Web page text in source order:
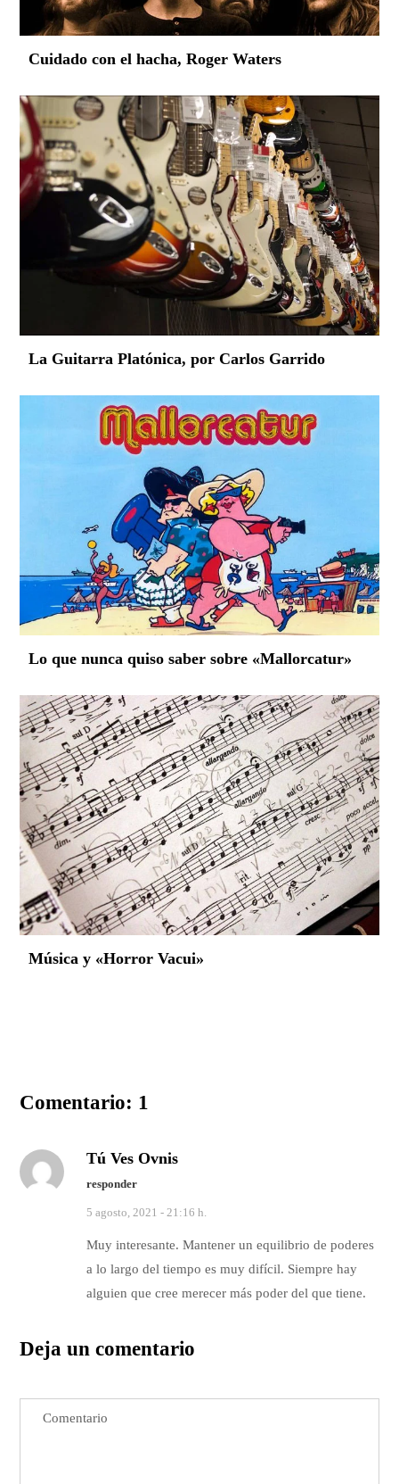
Cuidado con el hacha, Roger Waters
La Guitarra Platónica, por Carlos Garrido
Lo que nunca quiso saber sobre «Mallorcatur»
Música y «Horror Vacui»
Comentario: 1
Tú Ves Ovnis
responder
5 agosto, 2021 - 21:16 h.
Muy interesante. Mantener un equilibrio de poderes
a lo largo del tiempo es muy difícil. Siempre hay
alguien que cree merecer más poder del que tiene.
Deja un comentario